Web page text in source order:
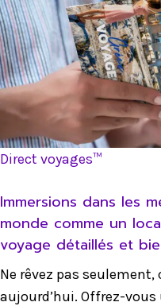
Direct voyages™
Immersions dans les
monde comme un
voyage détaillés et
Ne rêvez pas
aujourd’hui. Offrez-vous